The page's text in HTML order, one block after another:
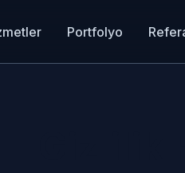
Portfolyo